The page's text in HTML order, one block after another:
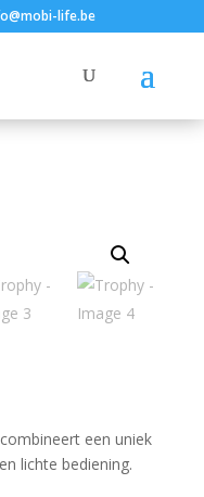
life.be
een uniek
lichte bediening.